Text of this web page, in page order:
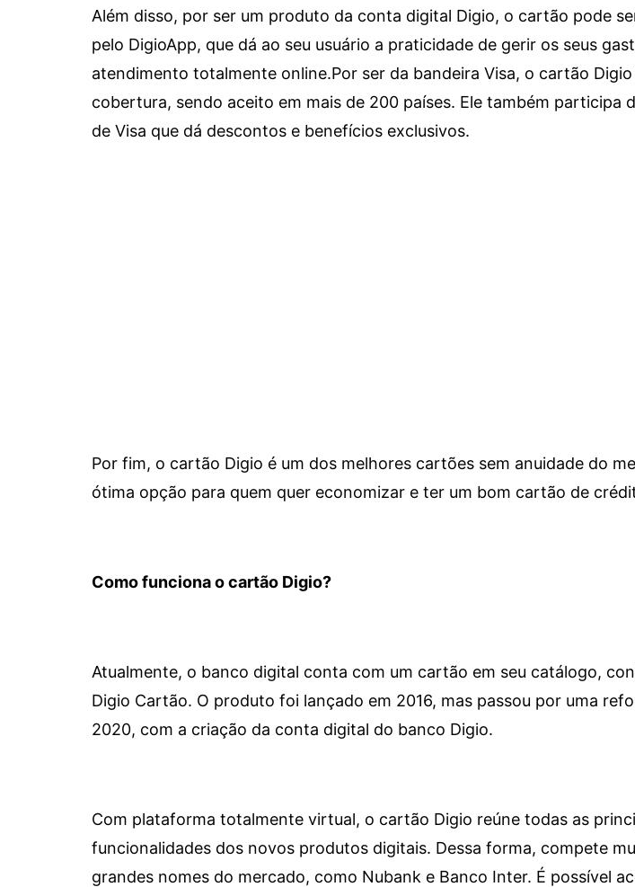
Além disso, por ser um produto da conta digital Digio, o cartão pode
pelo DigioApp, que dá ao seu usuário a praticidade de gerir os seus
atendimento totalmente online.Por ser da bandeira Visa, o cartão
cobertura, sendo aceito em mais de 200 países. Ele também participa
de Visa que dá descontos e benefícios exclusivos.
Por fim, o cartão Digio é um dos melhores cartões sem anuidade do
ótima opção para quem quer economizar e ter um bom cartão de
Como funciona o cartão Digio?
Atualmente, o banco digital conta com um cartão em seu catálogo,
Digio Cartão. O produto foi lançado em 2016, mas passou por uma
2020, com a criação da conta digital do banco Digio.
Com plataforma totalmente virtual, o cartão Digio reúne todas as
funcionalidades dos novos produtos digitais. Dessa forma, compete
grandes nomes do mercado, como Nubank e Banco Inter. É possível